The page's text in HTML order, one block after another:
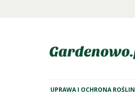
UPRAWA I OCHRONA ROŚLIN